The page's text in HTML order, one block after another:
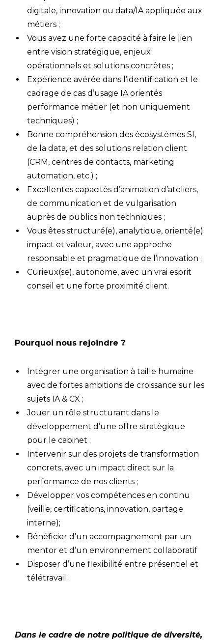
digitale, innovation ou data/IA appliquée aux
métiers ;
Vous avez une forte capacité à faire le lien
entre vision stratégique, enjeux
opérationnels et solutions concrètes ;
Expérience avérée dans l’identification et le
cadrage de cas d’usage IA orientés
performance métier (et non uniquement
techniques) ;
Bonne compréhension des écosystèmes SI,
de la data, et des solutions relation client
(CRM, centres de contacts, marketing
automation, etc.) ;
Excellentes capacités d’animation d’ateliers,
de communication et de vulgarisation
auprès de publics non techniques ;
Vous êtes structuré(e), analytique, orienté(e)
impact et valeur, avec une approche
responsable et pragmatique de l’innovation ;
Curieux(se), autonome, avec un vrai esprit
conseil et une forte proximité client.
Pourquoi nous rejoindre ?
Intégrer une organisation à taille humaine
avec de fortes ambitions de croissance sur les
sujets IA & CX ;
Jouer un rôle structurant dans le
développement d’une offre stratégique
pour le cabinet ;
Intervenir sur des projets de transformation
concrets, avec un impact direct sur la
performance de nos clients ;
Développer vos compétences en continu
(veille, certifications, innovation, partage
interne);
Bénéficier d’un accompagnement par un
mentor et d’un environnement collaboratif
Disposer d’une flexibilité entre présentiel et
télétravail ;
Dans le cadre de notre politique de diversité,